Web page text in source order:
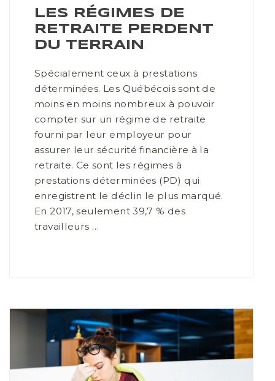
LES RÉGIMES DE
RETRAITE PERDENT
DU TERRAIN
Spécialement ceux à prestations
déterminées. Les Québécois sont de
moins en moins nombreux à pouvoir
compter sur un régime de retraite
fourni par leur employeur pour
assurer leur sécurité financière à la
retraite. Ce sont les régimes à
prestations déterminées (PD) qui
enregistrent le déclin le plus marqué.
En 2017, seulement 39,7 % des
travailleurs …